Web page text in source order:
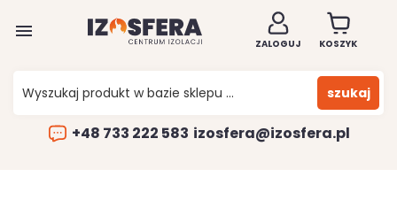

ZALOGUJ KOSZYK
szukaj
+48 733 222 583 izosfera@izosfera.pl